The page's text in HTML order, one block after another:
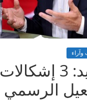
وآراء
أحمد عصيد: 3 إشكالات
الرسمي